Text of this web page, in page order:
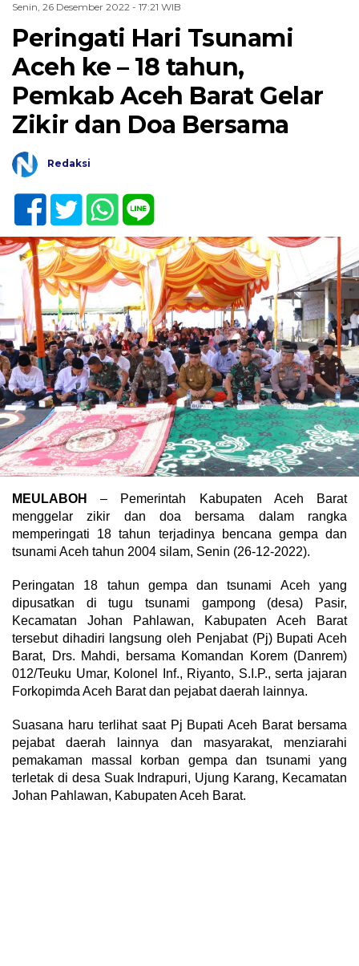
Senin, 26 Desember 2022 - 17:21 WIB
Peringati Hari Tsunami
Aceh ke – 18 tahun,
Pemkab Aceh Barat Gelar
Zikir dan Doa Bersama
Redaksi
MEULABOH
– Pemerintah Kabupaten Aceh Barat
menggelar zikir dan doa bersama dalam rangka
memperingati 18 tahun terjadinya bencana gempa dan
tsunami Aceh tahun 2004 silam, Senin (26-12-2022).
Peringatan 18 tahun gempa dan tsunami Aceh yang
dipusatkan di tugu tsunami gampong (desa) Pasir,
Kecamatan Johan Pahlawan, Kabupaten Aceh Barat
tersebut dihadiri langsung oleh Penjabat (Pj) Bupati Aceh
Barat, Drs. Mahdi, bersama Komandan Korem (Danrem)
012/Teuku Umar, Kolonel Inf., Riyanto, S.I.P., serta jajaran
Forkopimda Aceh Barat dan pejabat daerah lainnya.
Suasana haru terlihat saat Pj Bupati Aceh Barat bersama
pejabat daerah lainnya dan masyarakat, menziarahi
pemakaman massal korban gempa dan tsunami yang
terletak di desa Suak Indrapuri, Ujung Karang, Kecamatan
Johan Pahlawan, Kabupaten Aceh Barat.